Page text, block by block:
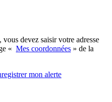
devez saisir votre adresse
« Mes coordonnées » de la
mon alerte